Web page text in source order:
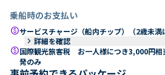
乗船時のお支払い
paidサービスチャージ（船内チップ）（2歳未満
keyboard_arrow_right 詳細を確認
paid国際観光旅客税 お一人様につき3,000円
発のみ